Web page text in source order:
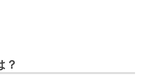
価にエンジニア経験者が関わって
ドチームからSREチームへの異動
成を目的とした職域を超えての積極
？